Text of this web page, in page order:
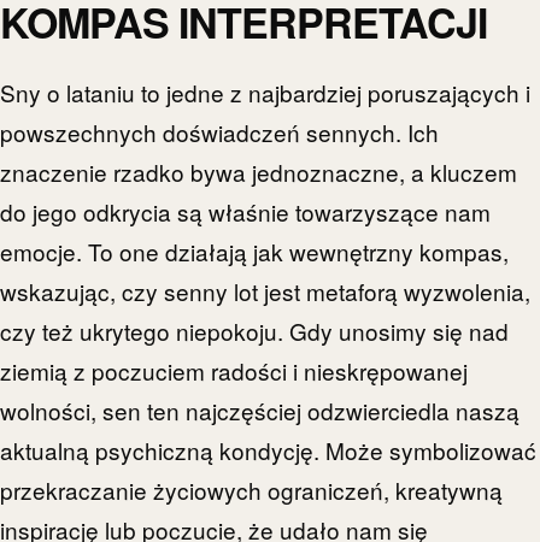
KOMPAS INTERPRETACJI
Sny o lataniu to jedne z najbardziej poruszających i
powszechnych doświadczeń sennych. Ich
znaczenie rzadko bywa jednoznaczne, a kluczem
do jego odkrycia są właśnie towarzyszące nam
emocje. To one działają jak wewnętrzny kompas,
wskazując, czy senny lot jest metaforą wyzwolenia,
czy też ukrytego niepokoju. Gdy unosimy się nad
ziemią z poczuciem radości i nieskrępowanej
wolności, sen ten najczęściej odzwierciedla naszą
aktualną psychiczną kondycję. Może symbolizować
przekraczanie życiowych ograniczeń, kreatywną
inspirację lub poczucie, że udało nam się